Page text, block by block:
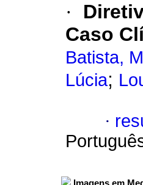
·
Caso
Batista,
Lúcia;
·